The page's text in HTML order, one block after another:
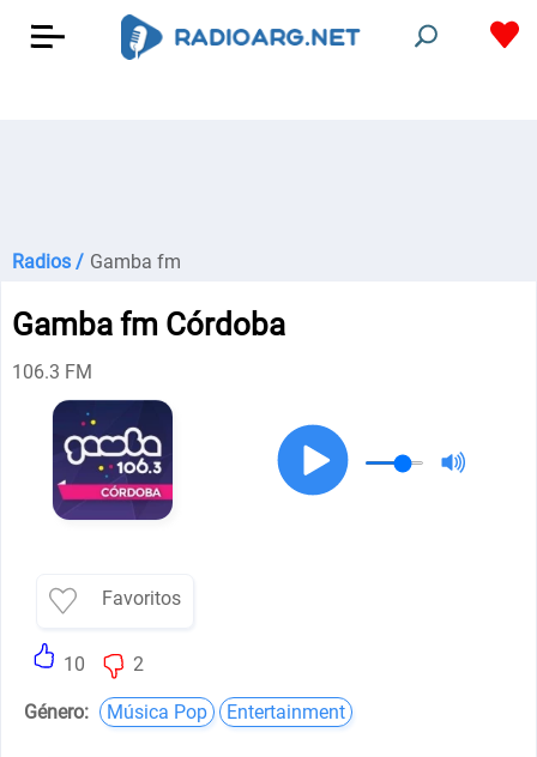
Radios / Gamba fm
Gamba fm Córdoba
106.3 FM
Favoritos
10 2
Género: Música Pop Entertainment